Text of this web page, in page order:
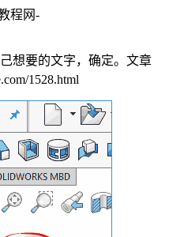
程网-
想要的文字，确定。 文章
1528.html